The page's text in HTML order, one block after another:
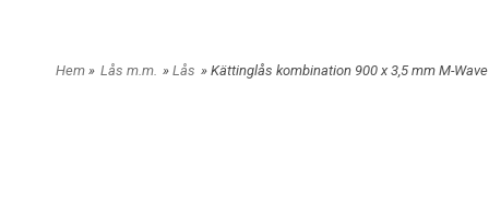
Hem » Lås m.m. » Lås » Kättinglås kombination 900 x 3,5 mm M-Wave